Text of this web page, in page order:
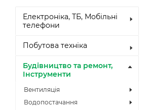
Електроніка, ТБ, Мобільні
телефони
Побутова техніка
Будівництво та ремонт,
Інструменти
Вентиляція
Водопостачання